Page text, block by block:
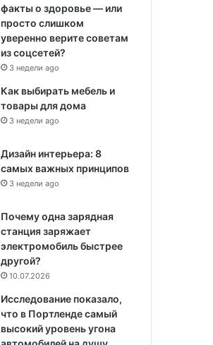
факты о здоровье — или
просто слишком
уверенно верите советам
из соцсетей?
3 недели ago
Как выбирать мебель и
товары для дома
3 недели ago
Дизайн интерьера: 8
самых важных принципов
3 недели ago
Почему одна зарядная
станция заряжает
электромобиль быстрее
другой?
10.07.2026
Исследование показало,
что в Портленде самый
высокий уровень угона